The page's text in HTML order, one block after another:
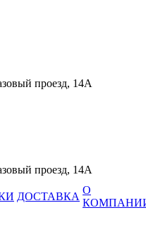
проезд, 14А
проезд, 14А
ДОСТАВКА
О